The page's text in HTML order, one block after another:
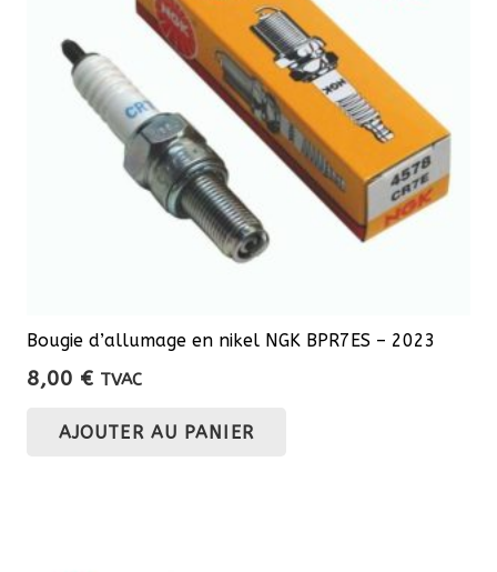
Bougie d’allumage en nikel NGK BPR7ES – 2023
8,00 € TVAC
AJOUTER AU PANIER